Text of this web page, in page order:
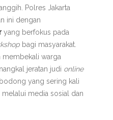
Polres Jakarta
ini dengan
yang berfokus pada
bagi masyarakat.
membekali warga
jeratan judi online
yang sering kali
melalui media sosial dan